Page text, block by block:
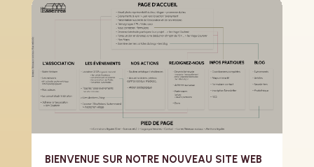
BIENVENUE SUR NOTRE NOUVEAU SITE WEB